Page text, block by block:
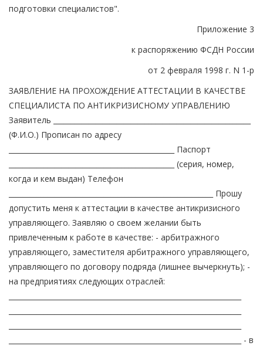
подготовки специалистов".
Приложение 3
к распоряжению ФСДН России
от 2 февраля 1998 г. N 1-р
ЗАЯВЛЕНИЕ НА ПРОХОЖДЕНИЕ АТТЕСТАЦИИ В КАЧЕСТВЕ
СПЕЦИАЛИСТА ПО АНТИКРИЗИСНОМУ УПРАВЛЕНИЮ
Заявитель ________________________________________________________
(Ф.И.О.) Прописан по адресу
_______________________________________________ Паспорт
_______________________________________________ (серия, номер,
когда и кем выдан) Телефон
__________________________________________________________ Прошу
допустить меня к аттестации в качестве антикризисного
управляющего. Заявляю о своем желании быть
привлеченным к работе в качестве: - арбитражного
управляющего, заместителя арбитражного управляющего,
управляющего по договору подряда (лишнее вычеркнуть); -
на предприятиях следующих отраслей:
__________________________________________________________________ - в